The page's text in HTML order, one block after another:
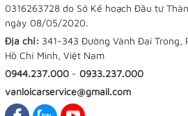
0316263728 do Sở Kế hoạch Đầu tư
ngày 08/05/2020.
Địa chỉ: 341-343 Đường Vành Đai Trong,
Hồ Chí Minh, Việt Nam
0944.237.000 - 0933.237.000
vanloicarservice@gmail.com